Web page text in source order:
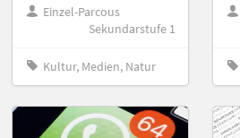
Einzel-Parcous
Sekundarstufe 1
Kultur, Medien, Natur